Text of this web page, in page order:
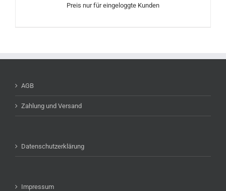
Preis nur für eingeloggte Kunden
AGB
Zahlung und Versand
Datenschutzerklärung
Impressum